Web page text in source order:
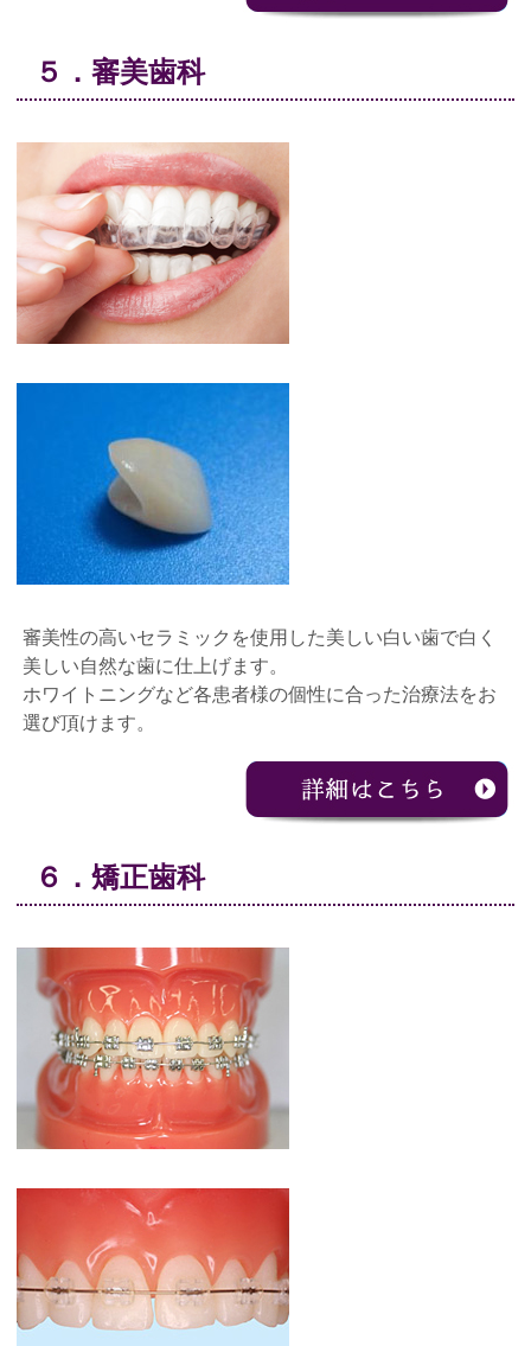
５．審美歯科
審美性の高いセラミックを使用した美しい白い歯で白く
美しい自然な歯に仕上げます。
ホワイトニングなど各患者様の個性に合った治療法をお
選び頂けます。
６．矯正歯科